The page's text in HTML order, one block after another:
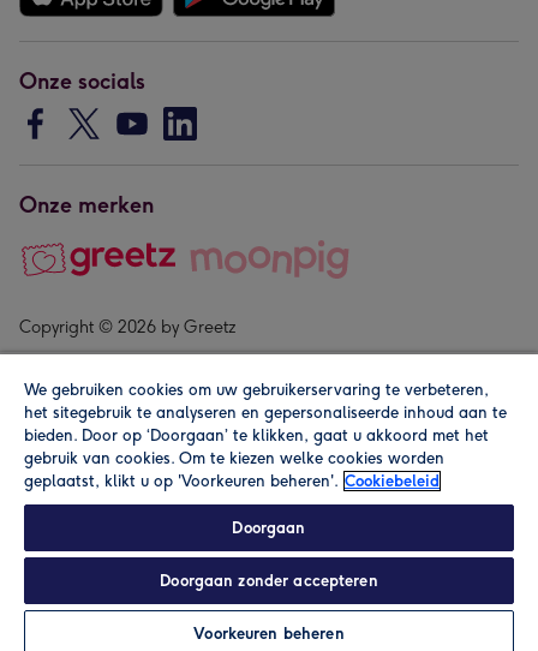
Personaliseren
Onze socials
Onze merken
Copyright © 2026 by Greetz
Alle prijzen zijn inclusief btw en andere heffingen. Lees de
We gebruiken cookies om uw gebruikerservaring te verbeteren,
het sitegebruik te analyseren en gepersonaliseerde inhoud aan te
bieden. Door op ‘Doorgaan’ te klikken, gaat u akkoord met het
gebruik van cookies. Om te kiezen welke cookies worden
geplaatst, klikt u op 'Voorkeuren beheren'. Cookiebeleid
Doorgaan
Doorgaan zonder accepteren
Voorkeuren beheren